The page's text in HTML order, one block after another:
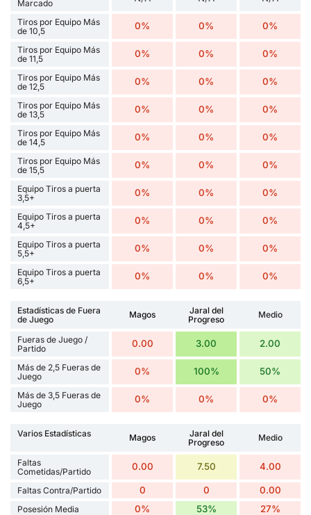
Marcado
Tiros por Equipo Más
de 10,5
0% 0% 0%
Tiros por Equipo Más
de 11,5
0% 0% 0%
Tiros por Equipo Más
de 12,5
0% 0% 0%
Tiros por Equipo Más
de 13,5
0% 0% 0%
Tiros por Equipo Más
de 14,5
0% 0% 0%
Tiros por Equipo Más
de 15,5
0% 0% 0%
Equipo Tiros a puerta
3,5+
0% 0% 0%
Equipo Tiros a puerta
4,5+
0% 0% 0%
Equipo Tiros a puerta
5,5+
0% 0% 0%
Equipo Tiros a puerta
6,5+
0% 0% 0%
Estadísticas de Fuera
de Juego
Magos
Jaral del
Progreso
Medio
Fueras de Juego /
Partido
0.00 3.00 2.00
Más de 2,5 Fueras de
Juego
0% 100% 50%
Más de 3,5 Fueras de
Juego
0% 0% 0%
Varios Estadísticas Magos
Jaral del
Progreso
Medio
Faltas
Cometidas/Partido
0.00 7.50 4.00
Faltas Contra/Partido 0 0 0.00
Posesión Media 0% 53% 27%